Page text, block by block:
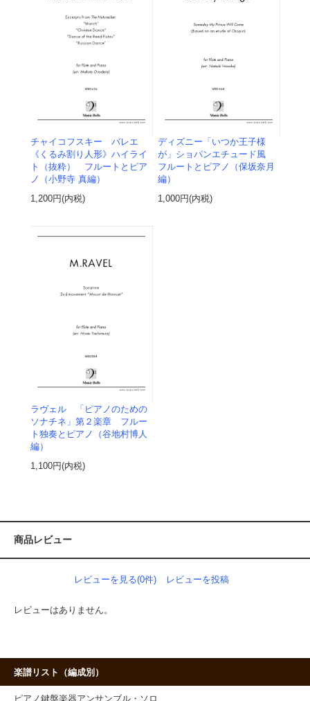
チャイコフスキー バレエ
《くるみ割り人形》ハイライ
ト（抜粋） フルートとピア
ノ（小野寺 真編）
1,200円(内税)
ディズニー「いつか王子様
が」ショパンエチュード風
フルートとピアノ（保坂奈月
編）
1,000円(内税)
ラヴェル 「ピアノのための
ソナチネ」第２楽章 フルー
ト独奏とピアノ（谷地村博人
編）
1,100円(内税)
商品レビュー
レビューを見る(0件) レビューを投稿
レビューはありません。
楽譜リスト（編成別）